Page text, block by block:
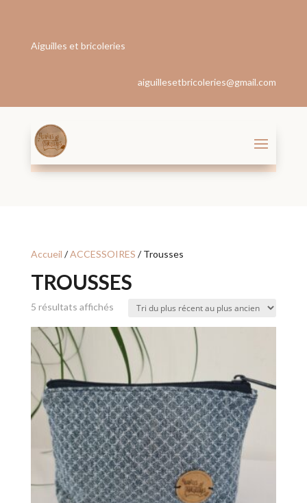
Aiguilles et bricoleries
aiguillesetbricoleries@gmail.com
Accueil /ACCESSOIRES / Trousses
TROUSSES
5 résultats affichésTrié
plus
récent
plus
ancien